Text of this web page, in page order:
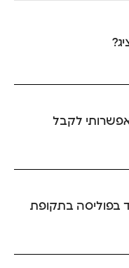
לקבל
בפוליסה בתקופת